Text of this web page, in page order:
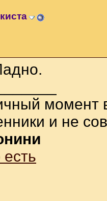
момент
и не